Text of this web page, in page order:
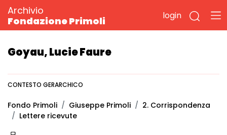
Archivio
Fondazione Primoli
login
Goyau, Lucie Faure
CONTESTO GERARCHICO
Fondo Primoli Giuseppe Primoli
2. Corrispondenza
Lettere ricevute